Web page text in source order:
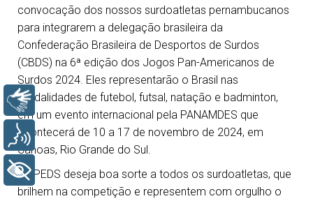
convocação dos nossos surdoatletas pernambucanos
para integrarem a delegação brasileira da
Confederação Brasileira de Desportos de Surdos
(CBDS) na 6ª edição dos Jogos Pan-Americanos de
Surdos 2024. Eles representarão o Brasil nas
modalidades de futebol, futsal, natação e badminton,
em um evento internacional pela PANAMDES que
acontecerá de 10 a 17 de novembro de 2024, em
Canoas, Rio Grande do Sul.
A FPEDS deseja boa sorte a todos os surdoatletas, que
brilhem na competição e representem com orgulho o
Libras
Voz
+ Acessibilidade